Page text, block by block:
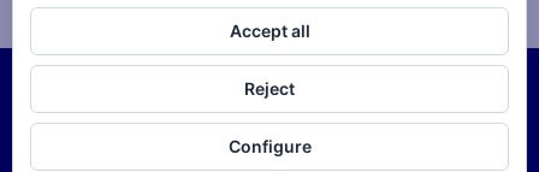
Avís legal Política de cookies
©2026DISSALUD, SLU DesarrolloXPG Servicios
Accept all
Reject
Configure